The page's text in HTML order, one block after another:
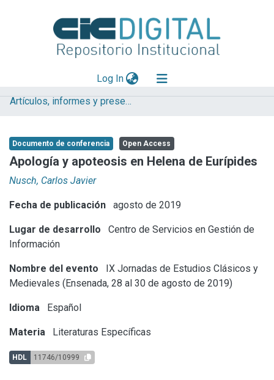
Log In(current)
Explorar
Aportar material
Statistics
Artículos, informes y presentaciones en Congresos CESGI
Documento de conferencia Open Access
Apología y apoteosis en Helena de Eurípides
Nusch, Carlos Javier
Fecha de publicación agosto de 2019
Lugar de desarrollo
Centro de Servicios en Gestión de
Información
Nombre del evento
IX Jornadas de Estudios Clásicos y
Medievales (Ensenada, 28 al 30 de agosto de 2019)
Idioma Español
Materia Literaturas Específicas
HDL 11746/10999